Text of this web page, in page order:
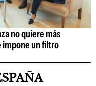
no quiere más
impone un filtro